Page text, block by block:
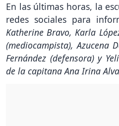
En las últimas horas, la
redes sociales para
Katherine Bravo, Karla
(mediocampista), Azucena
Fernández (defensora) y
de la capitana Ana Irina Alva